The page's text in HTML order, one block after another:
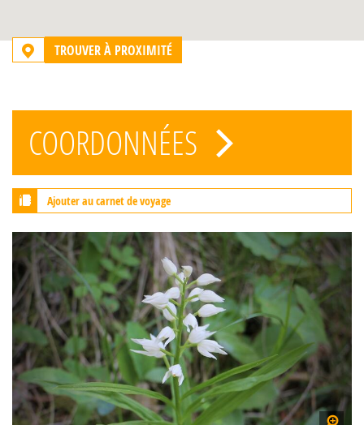
TROUVER À PROXIMITÉ
COORDONNÉES
Ajouter au carnet de voyage